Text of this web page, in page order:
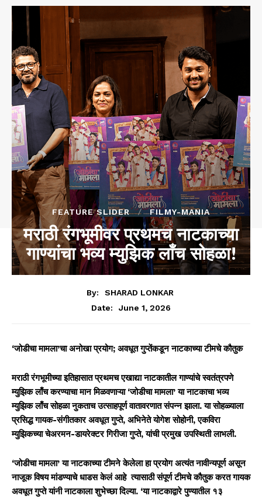
FEATURE SLIDER FILMY-MANIA
मराठी रंगभूमीवर प्रथमच नाटकाच्या
गाण्यांचा भव्य म्युझिक लाँच सोहळा!
By:
SHARAD LONKAR
Date:
June 1, 2026
‘जोडीचा मामला’चा अनोखा प्रयोग; अवधूत गुप्तेंकडून नाटकाच्या टीमचे कौतुक
मराठी रंगभूमीच्या इतिहासात प्रथमच एखाद्या नाटकातील गाण्यांचे स्वतंत्रपणे
म्युझिक लाँच करण्याचा मान मिळवणाऱ्या ‘जोडीचा मामला’ या नाटकाचा भव्य
म्युझिक लाँच सोहळा नुकताच उत्साहपूर्ण वातावरणात संपन्न झाला. या सोहळ्याला
प्रसिद्ध गायक-संगीतकार अवधूत गुप्ते, अभिनेते योगेश सोहोनी, एकविरा
म्युझिकच्या चेअरमन-डायरेक्टर गिरीजा गुप्ते, यांची प्रमुख उपस्थिती लाभली.
‘जोडीचा मामला’ या नाटकाच्या टीमने केलेला हा प्रयोग अत्यंत नावीन्यपूर्ण असून
नाजूक विषय मांडण्याचे धाडस केलं आहे त्यासाठी संपूर्ण टीमचे कौतुक करत गायक
अवधूत गुप्ते यांनी नाटकाला शुभेच्छा दिल्या. ‘या नाटकाद्वारे पुण्यातील १३